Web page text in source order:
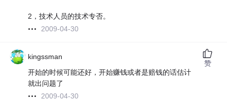
2，技术人员的技术专否。
2009-04-30
kingssman
开始的时候可能还好，开始赚钱或者是赔钱的话估计
就出问题了
2009-04-30
赞